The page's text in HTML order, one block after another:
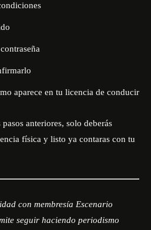
aparece en tu licencia de conducir
anteriores, solo deberás
física y listo ya contaras con tu
con membresía Escenario
seguir haciendo periodismo